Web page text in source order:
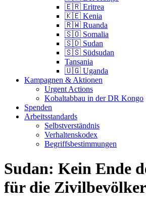
🇪🇷 Eritrea
🇰🇪 Kenia
🇷🇼 Ruanda
🇸🇴 Somalia
🇸🇩 Sudan
🇸🇸 Südsudan
Tansania
🇺🇬 Uganda
Kampagnen & Aktionen
Urgent Actions
Kobaltabbau in der DR Kongo
Spenden
Arbeitsstandards
Selbstverständnis
Verhaltenskodex
Begriffsbestimmungen
Sudan: Kein Ende
für die